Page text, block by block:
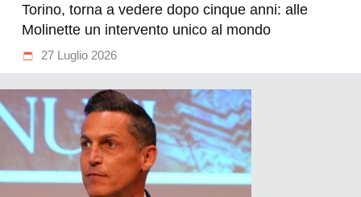
Torino, torna a vedere dopo cinque anni: alle
Molinette un intervento unico al mondo
27 Luglio 2026